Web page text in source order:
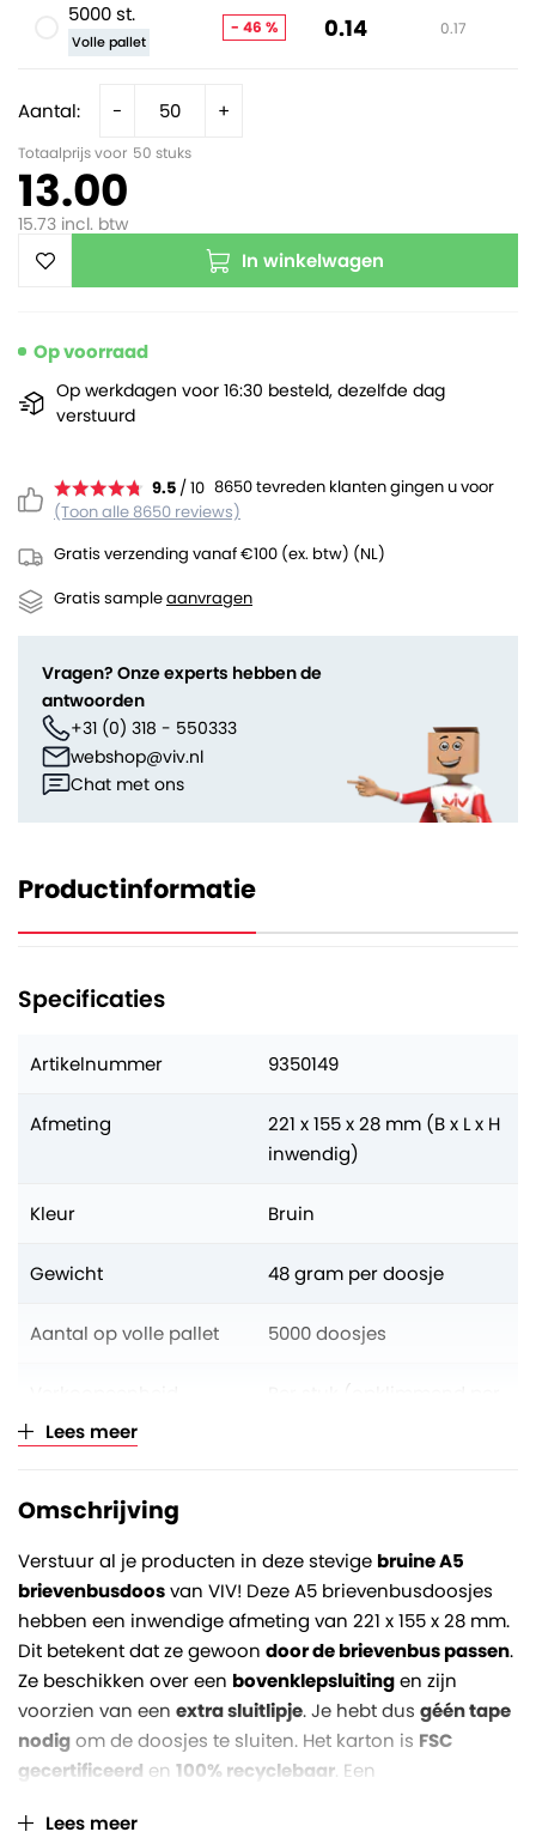
Aantal: - +
Totaalprijs voor 50 stuks
13.00
15.73 incl. btw
In winkelwagen
9.5 / 10 8650 tevreden klanten gingen u voor
(Toon alle 8650 reviews)
Gratis verzending vanaf €100 (ex. btw) (NL)
Gratis sampleaanvragen
5000 st.
Volle pallet
- 46 % 0.14 0.17
Op voorraad
Op werkdagen voor 16:30 besteld, dezelfde dag
verstuurd
Vragen? Onze experts hebben de
antwoorden
+31 (0) 318 - 550333
webshop@viv.nl
Chat met ons
Productinformatie
Specificaties
Artikelnummer 9350149
Afmeting
221 x 155 x 28 mm (B x L x H
inwendig)
Kleur Bruin
Gewicht 48 gram per doosje
Aantal op volle pallet 5000 doosjes
Per stuk (opklimmend per
Lees meer
Omschrijving
Verstuur al je producten in deze stevige bruine A5
brievenbusdoosvan VIV! Deze A5 brievenbusdoosjes
hebben een inwendige afmeting van 221 x 155 x 28 mm.
Dit betekent dat ze gewoon door de brievenbus passen.
Ze beschikken over een bovenklepsluitingen zijn
voorzien van een extra sluitlipje. Je hebt dus géén tape
nodigom de doosjes te sluiten. Het karton is FSC
gecertificeerd en 100% recyclebaar. Een
Lees meer